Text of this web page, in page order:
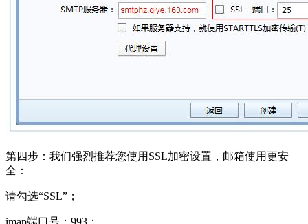
第四步：我们强烈推荐您使用SSL加密设置，邮箱使用更安
全：
请勾选“SSL”；
imap端口号：993；